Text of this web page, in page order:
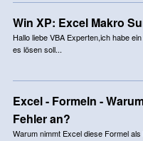
Win XP: Excel Makro
Hallo liebe VBA Experten,ich habe
es lösen soll...
Excel - Formeln -
Fehler an?
Warum nimmt Excel diese Formel